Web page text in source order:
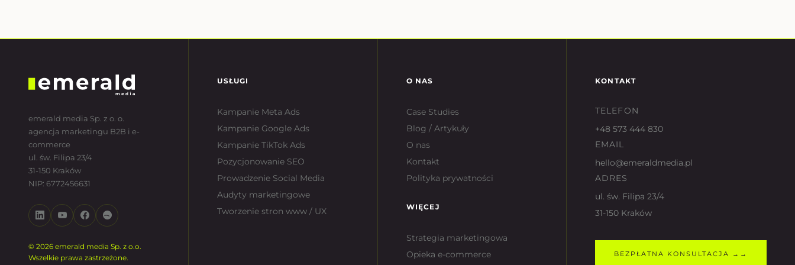
emerald media Sp. z o. o.
agencja marketingu B2B i e-
commerce
ul. św. Filipa 23/4
31-150 Kraków
NIP: 6772456631
© 2026 emerald media Sp. z o.o.
Wszelkie prawa zastrzeżone.
USŁUGI
Kampanie Meta Ads
Kampanie Google Ads
Kampanie TikTok Ads
Pozycjonowanie SEO
Prowadzenie Social Media
Audyty marketingowe
Tworzenie stron www / UX
O NAS
Case Studies
Blog / Artykuły
O nas
Kontakt
Polityka prywatności
WIĘCEJ
Strategia marketingowa
Opieka e-commerce
KONTAKT
TELEFON
+48 573 444 830
EMAIL
hello@emeraldmedia.pl
ADRES
ul. św. Filipa 23/4
31-150 Kraków
BEZPŁATNA KONSULTACJA →